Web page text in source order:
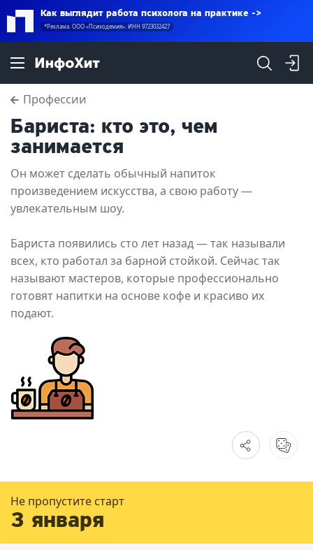
Как выглядит работа психолога на практике
*Реклама. ООО «Психодемия». ИНН 9723032427
Профессии
Бариста: кто это, чем
занимается
Он может сделать обычный напиток
произведением искусства, а свою работу —
увлекательным шоу.
Бариста появились сто лет назад — так называли
всех, кто работал за барной стойкой. Сейчас так
называют мастеров, которые профессионально
готовят напитки на основе кофе и красиво их
подают.
Не пропустите старт
3 января